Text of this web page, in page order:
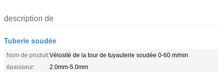
description de
Tuberie soudée
Nom de produit:Vélosité de la tour de tuyauterie soudée 0-60 m/min
épaisseur:
2.0mm-5.0mm